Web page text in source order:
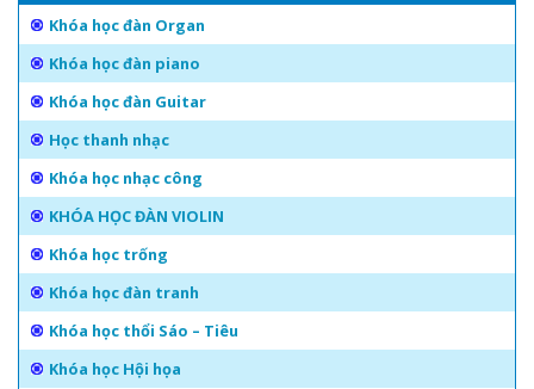
Khóa học đàn Organ
Khóa học đàn piano
Khóa học đàn Guitar
Học thanh nhạc
Khóa học nhạc công
KHÓA HỌC ĐÀN VIOLIN
Khóa học trống
Khóa học đàn tranh
Khóa học thổi Sáo – Tiêu
Khóa học Hội họa